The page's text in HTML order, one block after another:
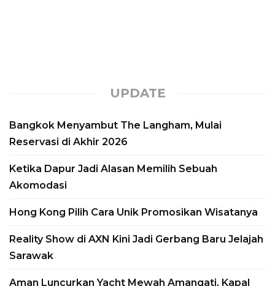
UPDATE
Bangkok Menyambut The Langham, Mulai
Reservasi di Akhir 2026
Ketika Dapur Jadi Alasan Memilih Sebuah
Akomodasi
Hong Kong Pilih Cara Unik Promosikan Wisatanya
Reality Show di AXN Kini Jadi Gerbang Baru Jelajah
Sarawak
Aman Luncurkan Yacht Mewah Amangati, Kapal